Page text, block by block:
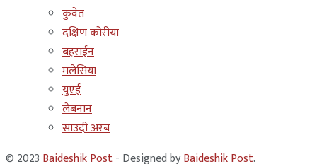
कुवेत
दक्षिण कोरीया
बहराईन
मलेसिया
युएई
लेबनान
साउदी अरब
© 2023Baideshik Post- Designed byBaideshik Post.